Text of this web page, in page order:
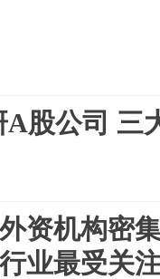
股公司 三
外资机构密
行业最受关